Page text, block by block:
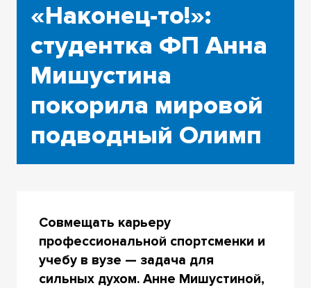
«Наконец-то!»:
студентка ФП Анна
Мишустина
покорила мировой
подводный Олимп
Совмещать карьеру
профессиональной спортсменки и
учебу в вузе — задача для
сильных духом. Анне Мишустиной,